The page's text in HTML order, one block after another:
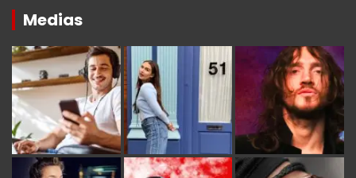
Medias